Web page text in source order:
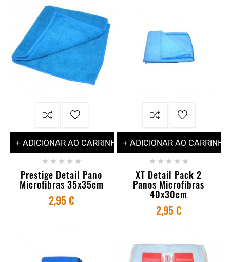
+ ADICIONAR AO CARRINHO
    
Prestige Detail Pano
Microfibras 35x35cm
2,95 €
+ ADICIONAR AO CARRINHO
    
XT Detail Pack 2
Panos Microfibras
40x30cm
2,95 €